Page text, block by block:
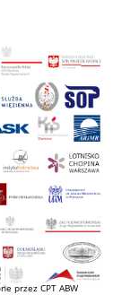
przez CPT ABW